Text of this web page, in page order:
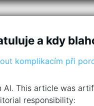
a kdy
AI. This article was
responsibility: